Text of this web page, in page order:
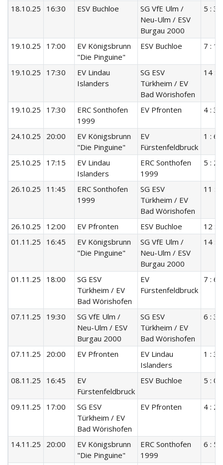
18.10.25 16:30 ESV Buchloe
SG VfE Ulm /
Neu-Ulm / ESV
Burgau 2000
5 : 3
19.10.25 17:00
EV Königsbrunn
"Die Pinguine"
ESV Buchloe 7 : 1
19.10.25 17:30
EV Lindau
Islanders
SG ESV
Türkheim / EV
Bad Wörishofen
14 : 0
19.10.25 17:30
ERC Sonthofen
1999
EV Pfronten 4 : 3
24.10.25 20:00
EV Königsbrunn
"Die Pinguine"
EV
Fürstenfeldbruck
1 : 6
25.10.25 17:15
EV Lindau
Islanders
ERC Sonthofen
1999
5 : 2
26.10.25 11:45
ERC Sonthofen
1999
SG ESV
Türkheim / EV
Bad Wörishofen
11 : 2
26.10.25 12:00 EV Pfronten ESV Buchloe
12 : 4
01.11.25
16:45
EV Königsbrunn
"Die Pinguine"
SG VfE Ulm /
Neu-Ulm / ESV
Burgau 2000
14 : 2
01.11.25 18:00
SG ESV
Türkheim / EV
Bad Wörishofen
EV
Fürstenfeldbruck
7 : 6
07.11.25 19:30
SG VfE Ulm /
Neu-Ulm / ESV
Burgau 2000
SG ESV
Türkheim / EV
Bad Wörishofen
6 : 3
07.11.25 20:00 EV Pfronten
EV Lindau
Islanders
1 : 3
08.11.25 16:45
EV
Fürstenfeldbruck
ESV Buchloe 5 : 0
09.11.25 17:00
SG ESV
Türkheim / EV
Bad Wörishofen
EV Pfronten 4 : 2
14.11.25 20:00
EV Königsbrunn
"Die Pinguine"
ERC Sonthofen
1999
6 : 5